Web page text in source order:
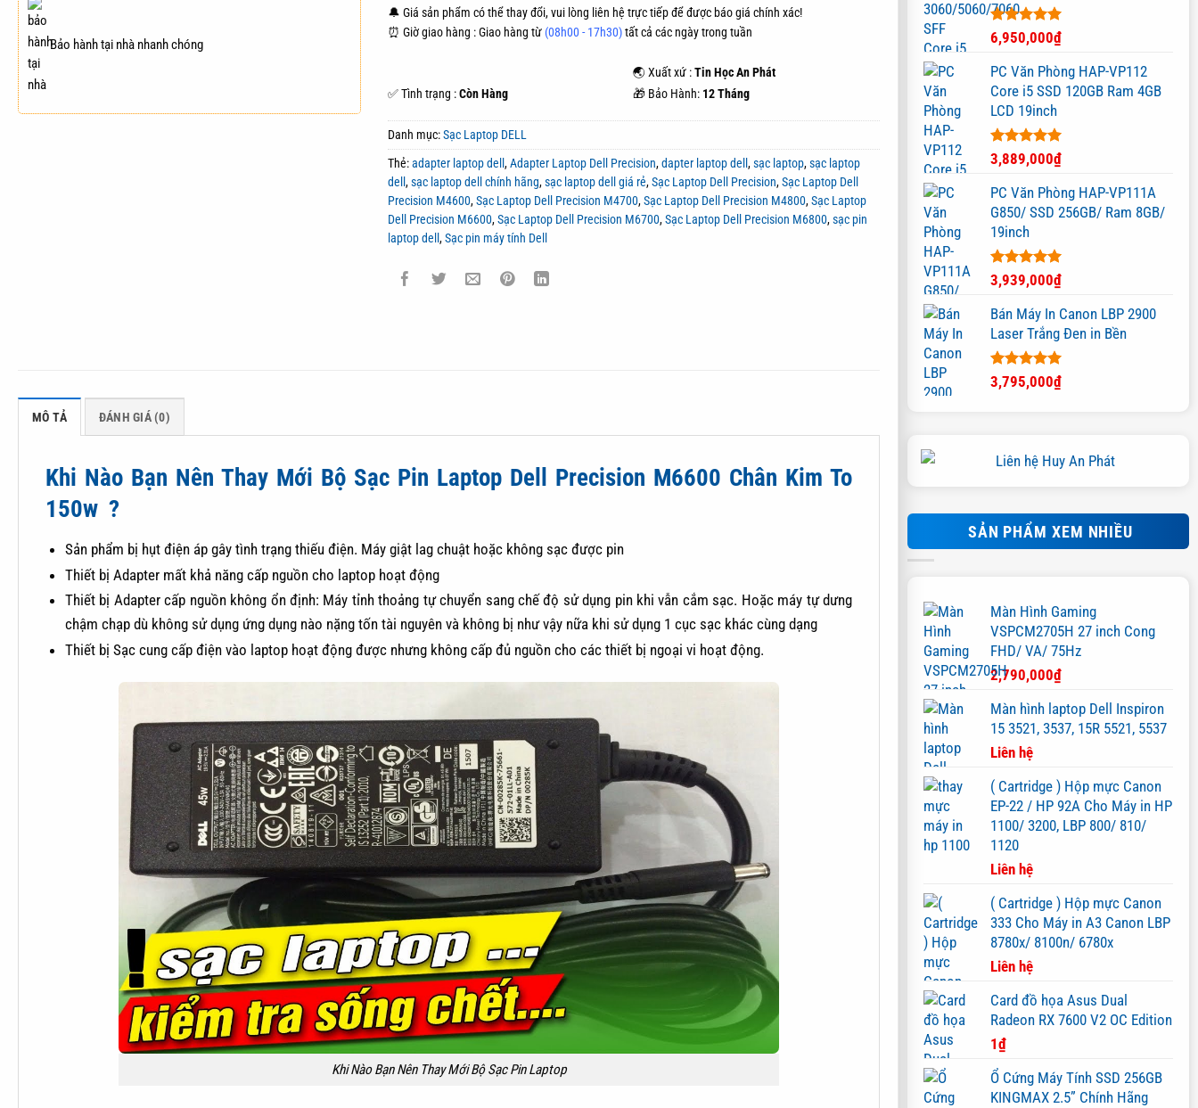
Được xếp
hạng 5.00
5 sao
6,950,000₫
PC Văn Phòng HAP-VP112
Core i5 SSD 120GB Ram 4GB
LCD 19inch
Được xếp
hạng 5.00
5 sao
3,889,000₫
PC Văn Phòng HAP-VP111A
G850/ SSD 256GB/ Ram 8GB/
19inch
Được xếp
hạng 5.00
5 sao
3,939,000₫
Bán Máy In Canon LBP 2900
Laser Trắng Đen in Bền
Được xếp
hạng 5.00
3,795,000₫
SẢN PHẨM XEM NHIỀU
Màn Hình Gaming
VSPCM2705H 27 inch Cong
FHD/ VA/ 75Hz
2,790,000₫
Màn hình laptop Dell Inspiron
15 3521, 3537, 15R 5521, 5537
Liên hệ
( Cartridge ) Hộp mực Canon
EP-22 / HP 92A Cho Máy in HP
1100/ 3200, LBP 800/ 810/
1120
Liên hệ
( Cartridge ) Hộp mực Canon
333 Cho Máy in A3 Canon LBP
8780x/ 8100n/ 6780x
Liên hệ
Card đồ họa Asus Dual
Radeon RX 7600 V2 OC Edition
1₫
Ổ Cứng Máy Tính SSD 256GB
KINGMAX 2.5” Chính Hãng
Bảo hành tại nhà nhanh chóng
🔔 Giá sản phẩm có thể thay đổi, vui lòng liên hệ trực tiếp để được báo giá chính xác!
⏰ Giờ giao hàng : Giao hàng từ (08h00 - 17h30)tất cả các ngày trong tuần
🌏 Xuất xứ :Tin Học An Phát
✅ Tình trạng :Còn Hàng 🎁 Bảo Hành: 12 Tháng
Danh mục:Sạc Laptop DELL
Thẻ:adapter laptop dell,Adapter Laptop Dell Precision,dapter laptop dell,sạc laptop,sạc laptop
dell,sạc laptop dell chính hãng,sạc laptop dell giá rẻ,Sạc Laptop Dell Precision,Sạc Laptop Dell
Precision M4600,Sạc Laptop Dell Precision M4700,Sạc Laptop Dell Precision M4800,Sạc Laptop
Dell Precision M6600,Sạc Laptop Dell Precision M6700,Sạc Laptop Dell Precision M6800,sạc pin
laptop dell,Sạc pin máy tính Dell
MÔ TẢ ĐÁNH GIÁ (0)
Khi Nào Bạn Nên Thay Mới Bộ Sạc Pin Laptop Dell Precision M6600 Chân Kim To
150w ?
Sản phẩm bị hụt điện áp gây tình trạng thiếu điện. Máy giật lag chuật hoặc không sạc được pin
Thiết bị Adapter mất khả năng cấp nguồn cho laptop hoạt động
Thiết bị Adapter cấp nguồn không ổn định: Máy tỉnh thoảng tự chuyển sang chế độ sử dụng pin khi vẫn cắm sạc. Hoặc máy tự dưng
chậm chạp dù không sử dụng ứng dụng nào nặng tốn tài nguyên và không bị như vậy nữa khi sử dụng 1 cục sạc khác cùng dạng
Thiết bị Sạc cung cấp điện vào laptop hoạt động được nhưng không cấp đủ nguồn cho các thiết bị ngoại vi hoạt động.
Khi Nào Bạn Nên Thay Mới Bộ Sạc Pin Laptop